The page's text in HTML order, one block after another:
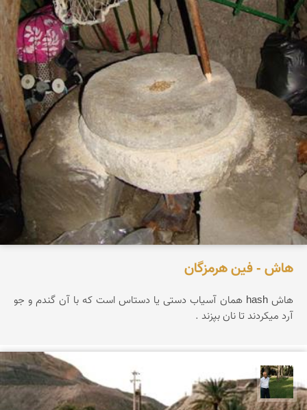
هاش - فین هرمزگان
هاش hash همان آسیاب دستی یا دستاس است که با آن گندم و جو
آرد میکردند تا نان بپزند .
عبدل شعبانی